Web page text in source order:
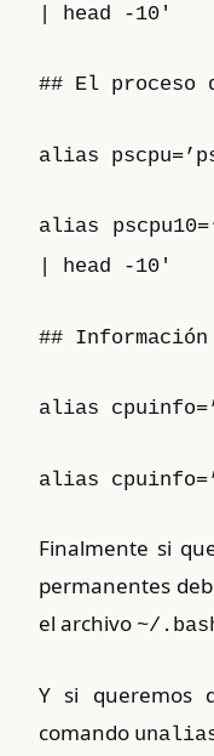
| head -10′
## El proceso
alias
alias
| head -10′
## Información
alias
alias
Finalmente si
permanentes
el archivo ~/
Y si queremos
comando